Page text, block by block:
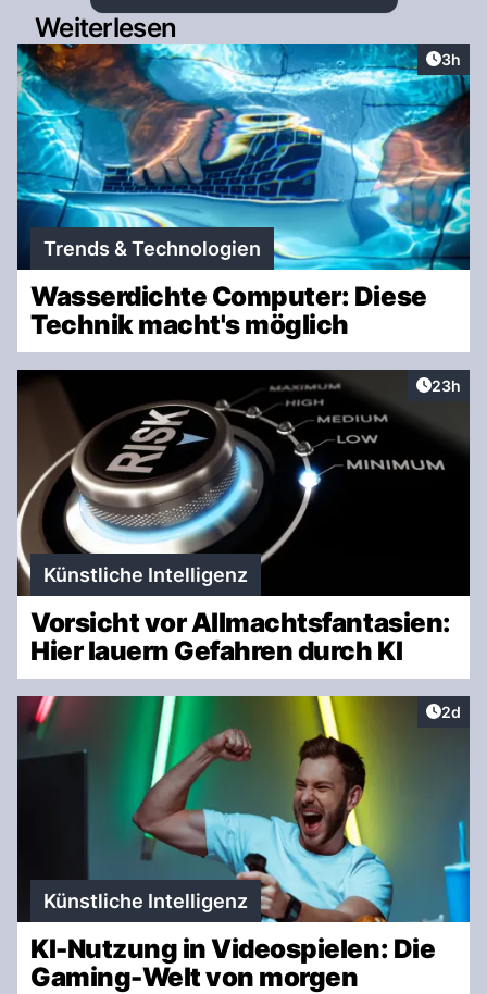
Weiterlesen
3h
Trends & Technologien
Wasserdichte Computer: Diese
Technik macht's möglich
Artikel
23h
Künstliche Intelligenz
Vorsicht vor Allmachtsfantasien:
Hier lauern Gefahren durch KI
2d
Künstliche Intelligenz
KI-Nutzung in Videospielen: Die
Gaming-Welt von morgen